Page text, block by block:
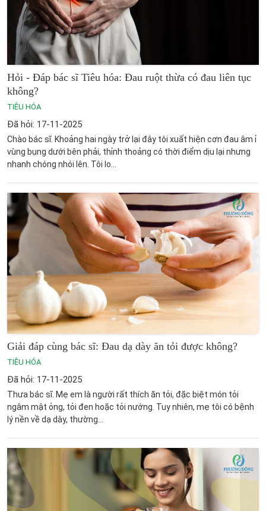
Hỏi - Đáp bác sĩ Tiêu hóa: Đau ruột thừa có đau liên tục
không?
TIÊU HÓA
Đã hỏi: 17-11-2025
Chào bác sĩ. Khoảng hai ngày trở lại đây tôi xuất hiện cơn đau âm ỉ
vùng bụng dưới bên phải, thỉnh thoảng có thời điểm dịu lại nhưng
nhanh chóng nhói lên. Tôi lo...
Giải đáp cùng bác sĩ: Đau dạ dày ăn tỏi được không?
TIÊU HÓA
Đã hỏi: 17-11-2025
Thưa bác sĩ. Mẹ em là người rất thích ăn tỏi, đặc biệt món tỏi
ngâm mật ỏng, tỏi đen hoặc tỏi nướng. Tuy nhiên, mẹ tôi có bệnh
lý nền về dạ dày, thường...